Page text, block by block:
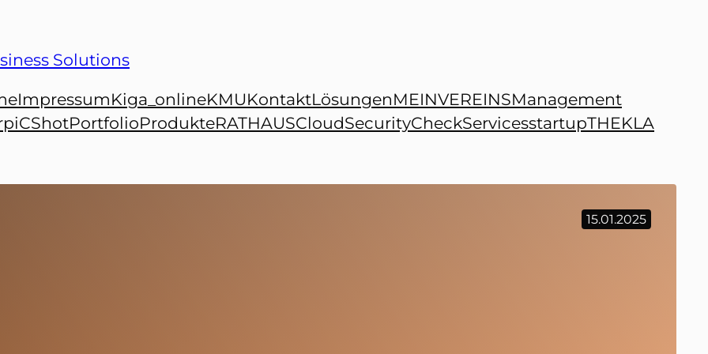
Solutions
ImpressumKiga_onlineKMUKontaktLösungenMEINVEREINSManagement
piCShotPortfolioProdukteRATHAUSCloudSecurityCheckServicesstartupTHEKLA
15.01.2025